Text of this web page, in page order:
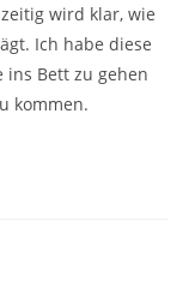
wird klar, wie
Ich habe diese
ins Bett zu gehen
kommen.